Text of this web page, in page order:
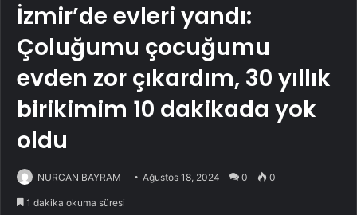
İzmir’de evleri yandı:
Çoluğumu çocuğumu
evden zor çıkardım, 30 yıllık
birikimim 10 dakikada yok
oldu
NURCAN BAYRAM Ağustos 18, 2024 0 0
1 dakika okuma süresi